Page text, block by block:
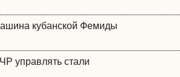
кубанской Фемиды
управлять стали